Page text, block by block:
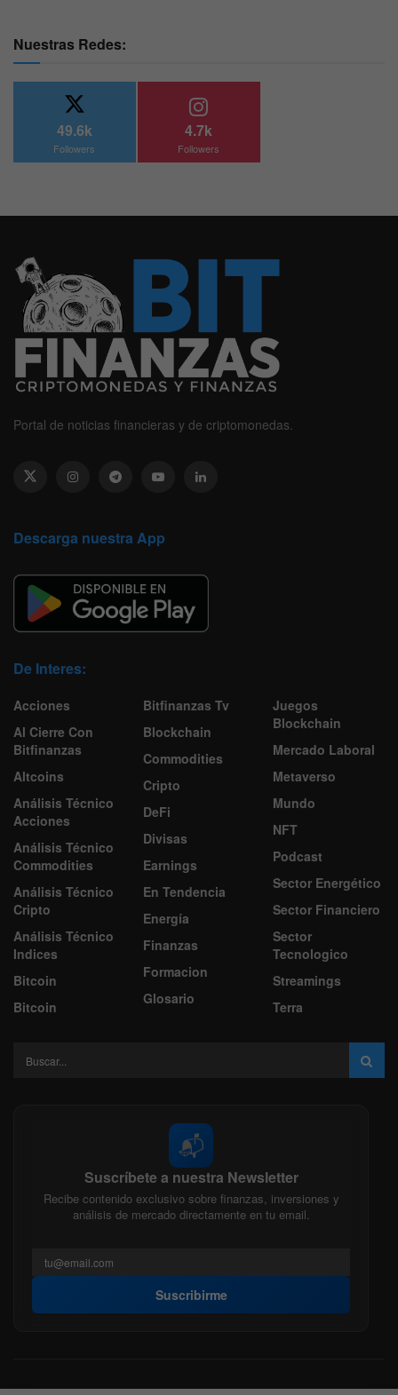
Nuestras Redes:
49.6k
Followers
4.7k
Followers
Portal de noticias financieras y de criptomonedas.
Descarga nuestra App
De Interes:
Acciones
Al Cierre Con
Bitfinanzas
Altcoins
Análisis Técnico
Acciones
Análisis Técnico
Commodities
Análisis Técnico
Cripto
Análisis Técnico
Indices
Bitcoin
Bitcoin
Bitfinanzas Tv
Blockchain
Commodities
Cripto
DeFi
Divisas
Earnings
En Tendencia
Energía
Finanzas
Formacion
Glosario
Juegos
Blockchain
Mercado Laboral
Metaverso
Mundo
NFT
Podcast
Sector Energético
Sector Financiero
Sector
Tecnologico
Streamings
Terra
📬
Suscríbete a nuestra Newsletter
Recibe contenido exclusivo sobre finanzas, inversiones y
análisis de mercado directamente en tu email.
Suscribirme